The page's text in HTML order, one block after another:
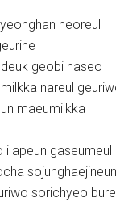
neoreul
geobi naseo
nareul
maeumilkka
apeun gaseumeul
sorichyeo